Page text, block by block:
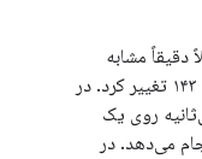
رفتار می‌کرد اما از کروم ۱۴۳ تغییر کرد. در
را به مدت ۱۰ میلی‌ثانیه روی یک
می‌دهد. در